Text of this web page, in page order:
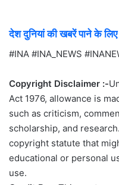
देश दुनियां की खबरें पाने के
#INA #INA_NEWS
Copyright Disclaimer :-
Act 1976, allowance is
such as criticism,
scholarship, and
copyright statute that
educational or personal
use.